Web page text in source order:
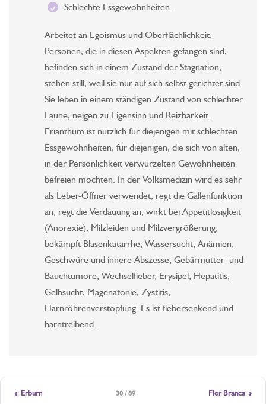
Schlechte Essgewohnheiten.
Arbeitet an Egoismus und Oberflächlichkeit.
Personen, die in diesen Aspekten gefangen sind,
befinden sich in einem Zustand der Stagnation,
stehen still, weil sie nur auf sich selbst gerichtet sind.
Sie leben in einem ständigen Zustand von schlechter
Laune, neigen zu Eigensinn und Reizbarkeit.
Erianthum ist nützlich für diejenigen mit schlechten
Essgewohnheiten, für diejenigen, die sich von alten,
in der Persönlichkeit verwurzelten Gewohnheiten
befreien möchten. In der Volksmedizin wird es sehr
als Leber-Öffner verwendet, regt die Gallenfunktion
an, regt die Verdauung an, wirkt bei Appetitlosigkeit
(Anorexie), Milzleiden und Milzvergrößerung,
bekämpft Blasenkatarrhe, Wassersucht, Anämien,
Geschwüre und innere Abszesse, Gebärmutter- und
Bauchtumore, Wechselfieber, Erysipel, Hepatitis,
Gelbsucht, Magenatonie, Zystitis,
Harnröhrenverstopfung. Es ist fiebersenkend und
harntreibend.
‹ Erburn 30 / 89 Flor Branca ›